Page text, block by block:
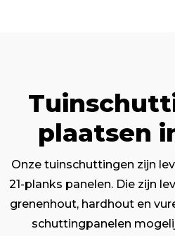
plaatsen
Onze tuinschuttingen zijn
21-planks panelen. Die zijn
grenenhout, hardhout en
schuttingpanelen